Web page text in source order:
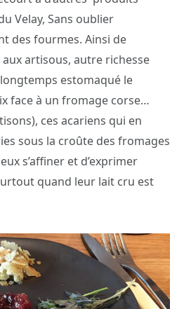
Velay, Sans oublier
des fourmes. Ainsi de
aux artisous, autre richesse
estomaqué le
face à un fromage corse…
ces acariens qui en
sous la croûte des fromages
s’affiner et d’exprimer
quand leur lait cru est